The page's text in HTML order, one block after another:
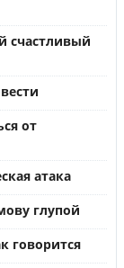
счастливый
от
атака
глупой
говорится